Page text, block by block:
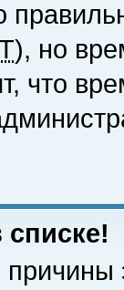
), но
что
списке!